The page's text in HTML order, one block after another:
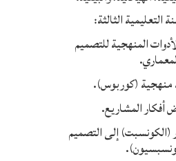
التعليمية الثالثة:
المنهجية للتصميم
منهجية (كوربوس).
أفكار المشاريع.
(الكونسبت) إلى التصميم